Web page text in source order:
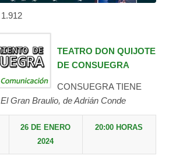
1.912
TEATRO DON QUIJOTE
DE CONSUEGRA
CONSUEGRA TIENE
El Gran Braulio, de Adrián Conde
26 DE ENERO
2024
20:00 HORAS